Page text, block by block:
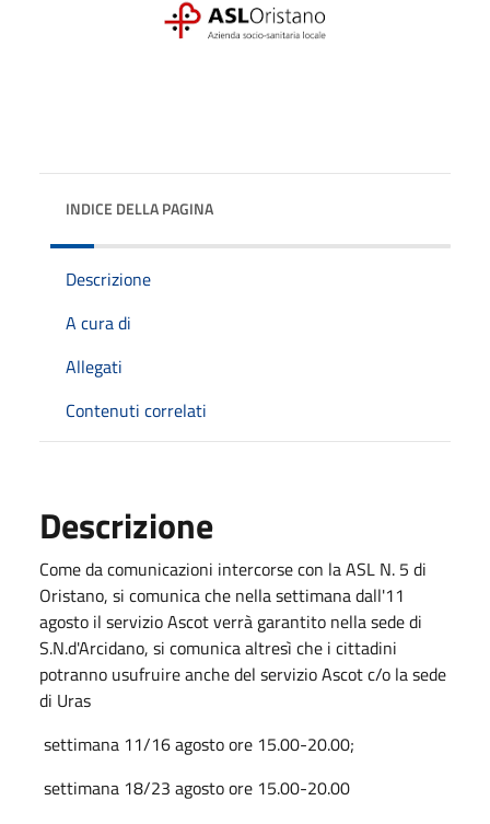
INDICE DELLA PAGINA
Descrizione
A cura di
Allegati
Contenuti correlati
Descrizione
Come da comunicazioni intercorse con la ASL N. 5 di
Oristano, si comunica che nella settimana dall'11
agosto il servizio Ascot verrà garantito nella sede di
S.N.d'Arcidano, si comunica altresì che i cittadini
potranno usufruire anche del servizio Ascot c/o la sede
di Uras
settimana 11/16 agosto ore 15.00-20.00;
settimana 18/23 agosto ore 15.00-20.00